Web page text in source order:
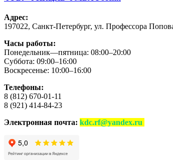
Адрес:
197022, Санкт-Петербург, ул. Профессора
Часы работы:
Понедельник—пятница: 08:00–20:00
Суббота: 09:00–16:00
Воскресенье: 10:00–16:00
Телефоны:
8 (812) 670-01-11
8 (921) 414-84-23
Электронная почта: kdc.rf@yandex.ru